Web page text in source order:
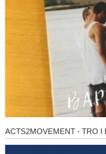
Acts2Movement
ACTS2MOVEMENT - TRO